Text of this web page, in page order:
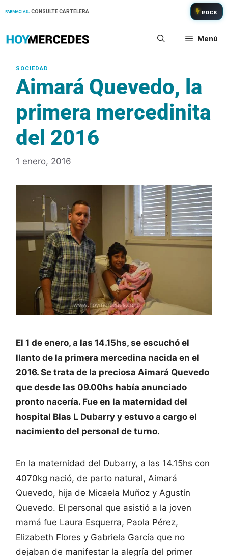
FARMACIAS: CONSULTE CARTELERA ROCK
Menú
Aimará Quevedo, la
primera mercedinita
del 2016
1 enero, 2016
El 1 de enero, a las 14.15hs, se escuchó el
llanto de la primera mercedina nacida en el
2016. Se trata de la preciosa Aimará Quevedo
que desde las 09.00hs había anunciado
pronto nacería. Fue en la maternidad del
hospital Blas L Dubarry y estuvo a cargo el
nacimiento del personal de turno.
En la maternidad del Dubarry, a las 14.15hs con
4070kg nació, de parto natural, Aimará
Quevedo, hija de Micaela Muñoz y Agustín
Quevedo. El personal que asistió a la joven
mamá fue Laura Esquerra, Paola Pérez,
Elizabeth Flores y Gabriela García que no
dejaban de manifestar la alegría del primer